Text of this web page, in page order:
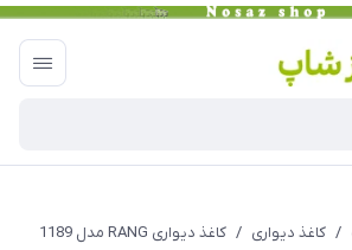
/ کاغذ دیواری / کاغذ دیواری RANG مدل 1189